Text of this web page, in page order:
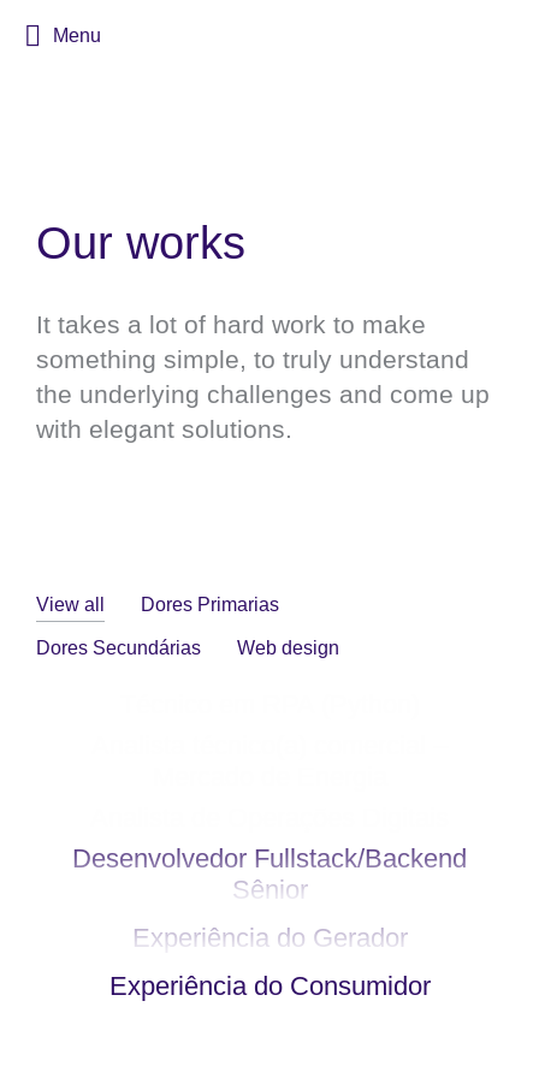
Menu
Our works
It takes a lot of hard work to make
something simple, to truly understand
the underlying challenges and come up
with elegant solutions.
View all Dores Primarias
Dores Secundárias Web design
Desenvolvedor Fullstack/Backend
Sênior
Experiência do Gerador
Experiência do Consumidor